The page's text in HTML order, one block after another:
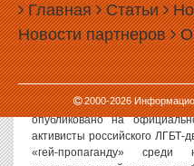
Главная Статьи
Новости партнеров О
2000-2026
Конституционный суд
нетрадиционных
несовершеннолетних».
«традиционными
Решение КС по жалобе
опубликовано на
активисты российского
«гей-пропаганду» среди